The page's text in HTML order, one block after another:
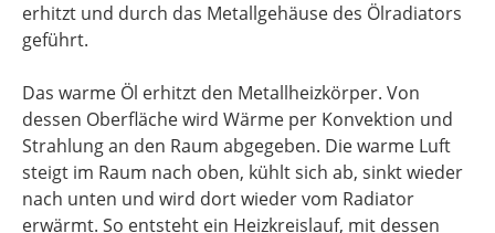
erhitzt und durch das Metallgehäuse des Ölradiators
geführt.
Das warme Öl erhitzt den Metallheizkörper. Von
dessen Oberfläche wird Wärme per Konvektion und
Strahlung an den Raum abgegeben. Die warme Luft
steigt im Raum nach oben, kühlt sich ab, sinkt wieder
nach unten und wird dort wieder vom Radiator
erwärmt. So entsteht ein Heizkreislauf, mit dessen